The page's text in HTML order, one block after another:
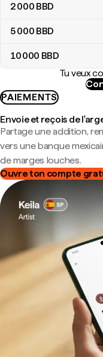
2 000 BBD
5 000 BBD
10 000 BBD
Tu veux
PAIEMENTS
Envoie et reçois de
Partage une addition,
vers une banque
de marges louches.
Ouvre ton compte